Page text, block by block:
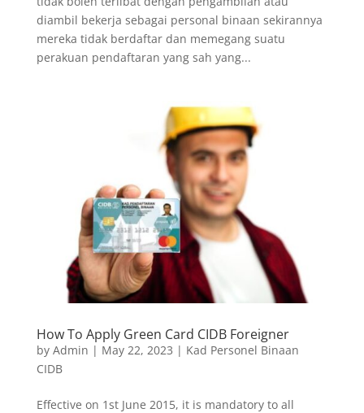
diambil bekerja sebagai personal binaan sekirannya
mereka tidak berdaftar dan memegang suatu
perakuan pendaftaran yang sah yang...
How To Apply Green Card CIDB Foreigner
by Admin | May 22, 2023 | Kad Personel Binaan
CIDB
Effective on 1st June 2015, it is mandatory to all